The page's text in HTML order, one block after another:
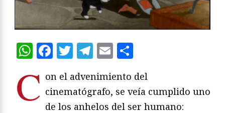
WhatsApp
Facebook
Twitter
Telegram
Email
C on el advenimiento del
cinematógrafo, se veía cumplido uno
de los anhelos del ser humano: